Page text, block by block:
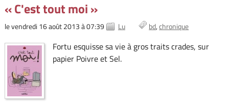
« C'est tout moi »
le vendredi 16 août 2013 à 07:39 Lu bd chronique
Fortu esquisse sa vie à gros traits crades, sur
papier Poivre et Sel.